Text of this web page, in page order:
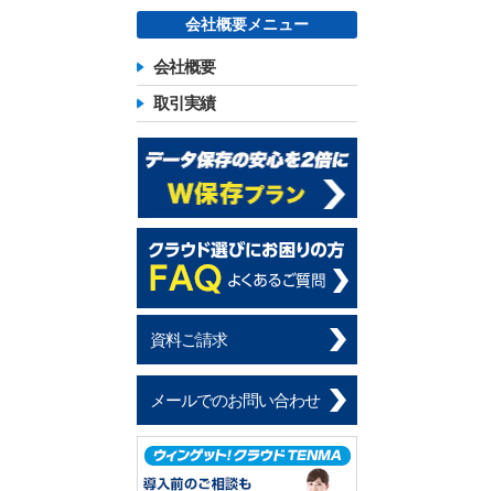
会社概要メニュー
会社概要
取引実績
資料ご請求
メールでのお問い合わせ